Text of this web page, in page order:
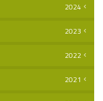
2024
2023
2022
2021